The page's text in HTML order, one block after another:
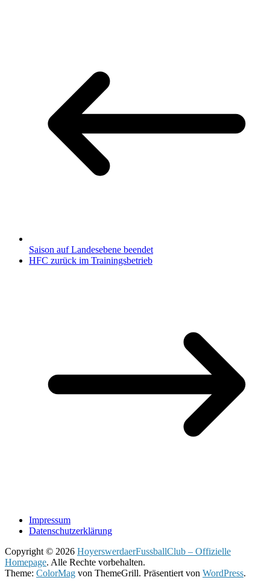
Saison auf Landesebene beendet
HFC zurück im Trainingsbetrieb
Impressum
Datenschutzerklärung
Copyright © 2026 HoyerswerdaerFussballClub – Offizielle
Homepage. Alle Rechte vorbehalten.
Theme: ColorMag von ThemeGrill. Präsentiert von WordPress.